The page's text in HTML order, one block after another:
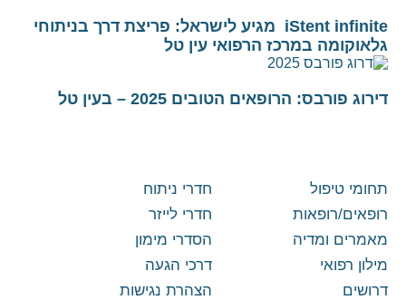
iStent infinite מגיע לישראל: פריצת דרך בניתוחי
גלאוקומה במרכז הרפואי עין טל
דירוג פורבס: הרופאים הטובים 2025 – בעין טל
תחומי טיפול
חדרי ניתוח
רופאים/רופאות
חדרי לייזר
מאמרים ומדיה
הסדרי מימון
מילון רפואי
דרכי הגעה
דרושים
הצהרת נגישות